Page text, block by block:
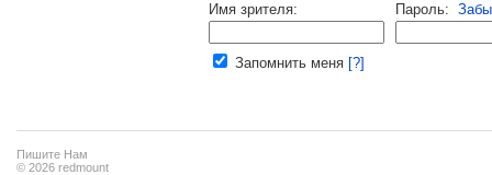
Имя зрителя: Пароль:
Запомнить меня [?]
Пишите Нам
© 2026 redmount